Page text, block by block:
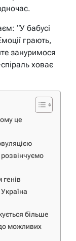
“У бабусі
грають,
зануримося
ховає
це
більше
можливих